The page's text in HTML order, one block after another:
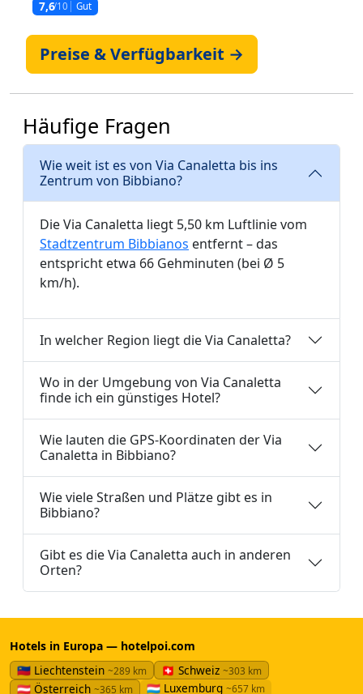
7,6/10 Gut
Preise & Verfügbarkeit →
Häufige Fragen
Wie weit ist es von Via Canaletta bis ins
Zentrum von Bibbiano?
Die Via Canaletta liegt 5,50 km Luftlinie vom
Stadtzentrum Bibbianos entfernt – das
entspricht etwa 66 Gehminuten (bei Ø 5
km/h).
In welcher Region liegt die Via Canaletta?
Wo in der Umgebung von Via Canaletta
finde ich ein günstiges Hotel?
Wie lauten die GPS-Koordinaten der Via
Canaletta in Bibbiano?
Wie viele Straßen und Plätze gibt es in
Bibbiano?
Gibt es die Via Canaletta auch in anderen
Orten?
Hotels in Europa — hotelpoi.com
🇱🇮 Liechtenstein ~289 km 🇨🇭 Schweiz ~303 km
🇦🇹 Österreich ~365 km 🇱🇺 Luxemburg ~657 km